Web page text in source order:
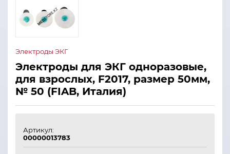
Электроды ЭКГ
Электроды для ЭКГ одноразовые,
для взрослых, F2017, размер 50мм,
№ 50 (FIAB, Италия)
Артикул:
00000013783